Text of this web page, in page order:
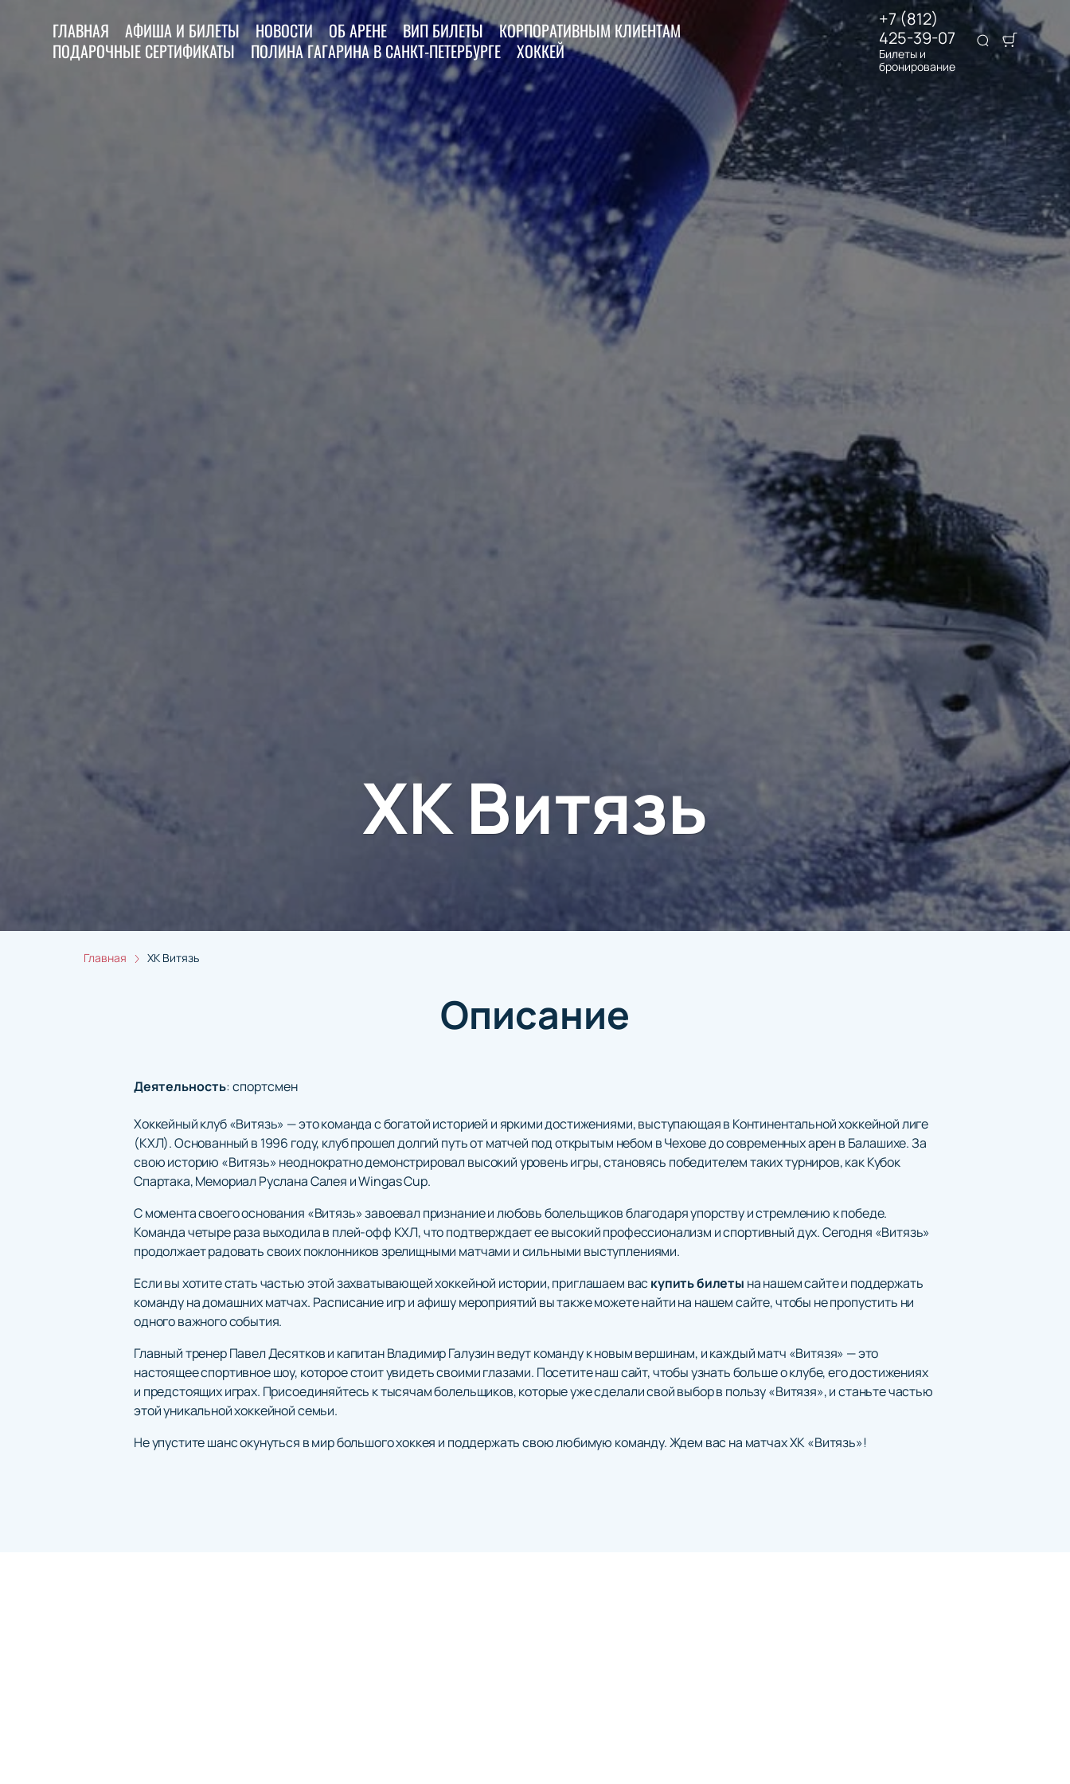
ГЛАВНАЯ АФИША И БИЛЕТЫ НОВОСТИ ОБ АРЕНЕ ВИП БИЛЕТЫ
КОРПОРАТИВНЫМ КЛИЕНТАМ
ПОДАРОЧНЫЕ СЕРТИФИКАТЫ
ПОЛИНА ГАГАРИНА В САНКТ-ПЕТЕРБУРГЕ ХОККЕЙ
+7 (812)
425-39-07
Билеты и
бронирование
ХК Витязь
Главная ХК Витязь
Описание
Деятельность:спортсмен
Хоккейный клуб «Витязь» — это команда с богатой историей и яркими достижениями, выступающая в Континентальной хоккейной лиге
(КХЛ). Основанный в 1996 году, клуб прошел долгий путь от матчей под открытым небом в Чехове до современных арен в Балашихе. За
свою историю «Витязь» неоднократно демонстрировал высокий уровень игры, становясь победителем таких турниров, как Кубок
Спартака, Мемориал Руслана Салея и Wingas Cup.
С момента своего основания «Витязь» завоевал признание и любовь болельщиков благодаря упорству и стремлению к победе.
Команда четыре раза выходила в плей-офф КХЛ, что подтверждает ее высокий профессионализм и спортивный дух. Сегодня «Витязь»
продолжает радовать своих поклонников зрелищными матчами и сильными выступлениями.
Если вы хотите стать частью этой захватывающей хоккейной истории, приглашаем васкупить билеты на нашем сайте и поддержать
команду на домашних матчах. Расписание игр и афишу мероприятий вы также можете найти на нашем сайте, чтобы не пропустить ни
одного важного события.
Главный тренер Павел Десятков и капитан Владимир Галузин ведут команду к новым вершинам, и каждый матч «Витязя» — это
настоящее спортивное шоу, которое стоит увидеть своими глазами. Посетите наш сайт, чтобы узнать больше о клубе, его достижениях
и предстоящих играх. Присоединяйтесь к тысячам болельщиков, которые уже сделали свой выбор в пользу «Витязя», и станьте частью
этой уникальной хоккейной семьи.
Не упустите шанс окунуться в мир большого хоккея и поддержать свою любимую команду. Ждем вас на матчах ХК «Витязь»!